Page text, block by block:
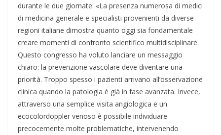
durante le due giornate: «La presenza numerosa di medici
di medicina generale e specialisti provenienti da diverse
regioni italiane dimostra quanto oggi sia fondamentale
creare momenti di confronto scientifico multidisciplinare.
Questo congresso ha voluto lanciare un messaggio
chiaro: la prevenzione vascolare deve diventare una
priorità. Troppo spesso i pazienti arrivano all’osservazione
clinica quando la patologia è già in fase avanzata. Invece,
attraverso una semplice visita angiologica e un
ecocolordoppler venoso è possibile individuare
precocemente molte problematiche, intervenendo